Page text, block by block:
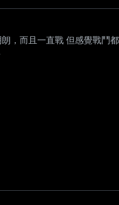
，而且一直戰 但感覺戰鬥